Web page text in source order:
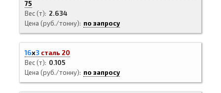
75
Вес (т)
2.634
Цена (руб./тонну)
по запросу
16х3 сталь 20
Вес (т)
0.105
Цена (руб./тонну)
по запросу